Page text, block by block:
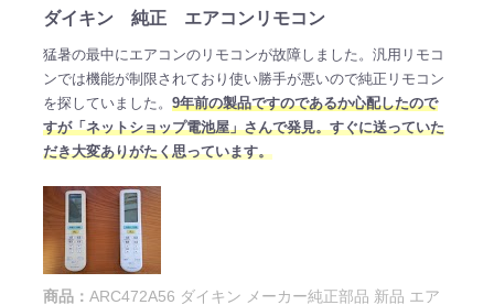
ダイキン 純正 エアコンリモコン
猛暑の最中にエアコンのリモコンが故障しました。汎用リモコ
ンでは機能が制限されており使い勝手が悪いので純正リモコン
を探していました。 9年前の製品ですのであるか心配したので
すが「ネットショップ電池屋」さんで発見。すぐに送っていた
だき大変ありがたく思っています。
商品： ARC472A56 ダイキン メーカー純正部品 新品 エア